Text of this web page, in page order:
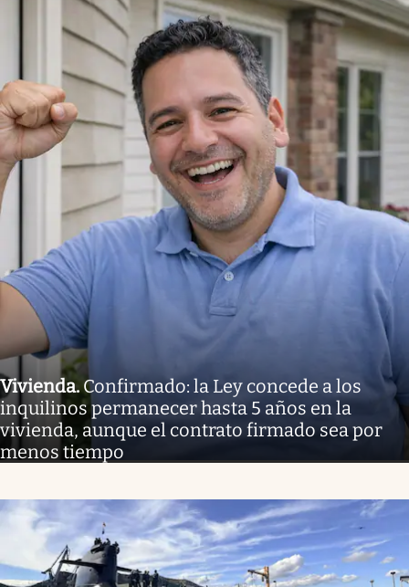
Vivienda.Confirmado: la Ley concede a los
inquilinos permanecer hasta 5 años en la
vivienda, aunque el contrato firmado sea por
menos tiempo